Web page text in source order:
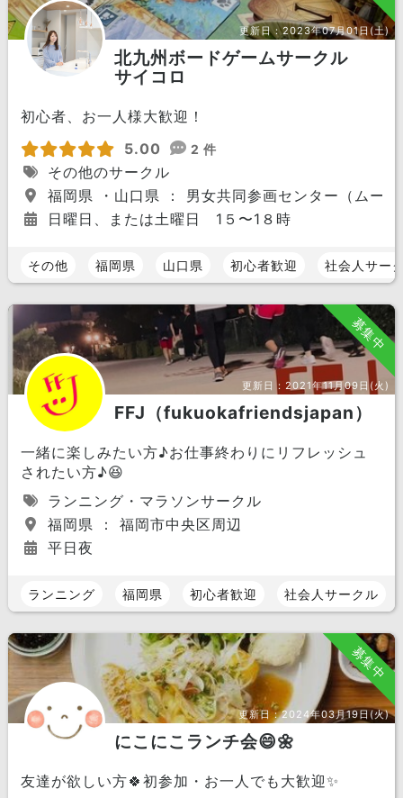
更新日：2023年07月01日(土)
北九州ボードゲームサークル
サイコロ
初心者、お一人様大歓迎！
5.00
2 件
その他のサークル
福岡県 ・山口県 ： 男女共同参画センター（ムー
日曜日、または土曜日 1５〜1８時
その他 福岡県 山口県 初心者歓迎 社会人サー
募集中
更新日：2021年11月09日(火)
FFJ（fukuokafriendsjapan）
一緒に楽しみたい方♪お仕事終わりにリフレッシュ
されたい方♪😆
ランニング・マラソンサークル
福岡県 ： 福岡市中央区周辺
平日夜
ランニング 福岡県 初心者歓迎 社会人サークル
募集中
更新日：2024年03月19日(火)
にこにこランチ会😄🌼
友達が欲しい方🍀初参加・お一人でも大歓迎✨